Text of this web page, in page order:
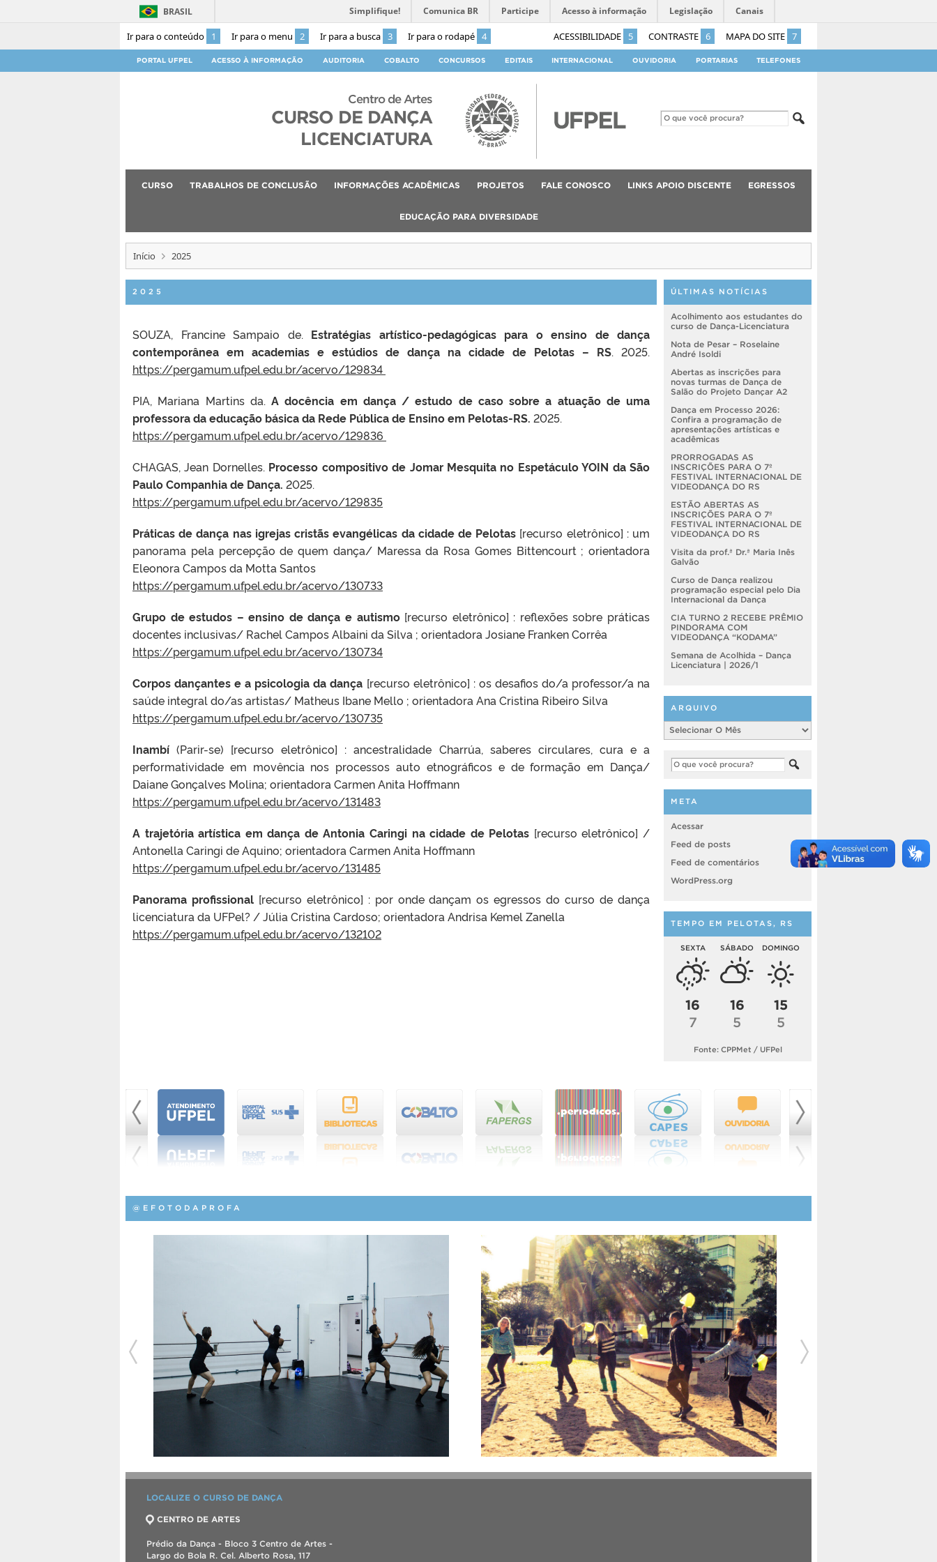
Ir para o conteúdo 1 Ir para o menu 2 Ir para a busca 3 Ir para o rodapé 4 ACESSIBILIDADE 5 CONTRASTE 6 MAPA DO SITE 7
BRASIL Simplifique! Comunica BR Participe Acesso à informação Legislação Canais
PORTAL UFPEL ACESSO À INFORMAÇÃO AUDITORIA COBALTO CONCURSOS EDITAIS INTERNACIONAL OUVIDORIA PORTARIAS TELEFONES
Centro de Artes
CURSO DE DANÇA
LICENCIATURA
CURSO TRABALHOS DE CONCLUSÃO INFORMAÇÕES ACADÊMICAS PROJETOS FALE CONOSCO LINKS APOIO DISCENTE EGRESSOS
EDUCAÇÃO PARA DIVERSIDADE
Início 2025
2025
SOUZA, Francine Sampaio de. Estratégias artístico-pedagógicas para o ensino de dança
contemporânea em academias e estúdios de dança na cidade de Pelotas – RS. 2025.
https://pergamum.ufpel.edu.br/acervo/129834
PIA, Mariana Martins da. A docência em dança / estudo de caso sobre a atuação de uma
professora da educação básica da Rede Pública de Ensino em Pelotas-RS. 2025.
https://pergamum.ufpel.edu.br/acervo/129836
CHAGAS, Jean Dornelles. Processo compositivo de Jomar Mesquita no Espetáculo YOIN da São
Paulo Companhia de Dança. 2025.
https://pergamum.ufpel.edu.br/acervo/129835
Práticas de dança nas igrejas cristãs evangélicas da cidade de Pelotas [recurso eletrônico] : um
panorama pela percepção de quem dança/ Maressa da Rosa Gomes Bittencourt ; orientadora
Eleonora Campos da Motta Santos
https://pergamum.ufpel.edu.br/acervo/130733
Grupo de estudos – ensino de dança e autismo[recurso eletrônico] : reflexões sobre práticas
docentes inclusivas/ Rachel Campos Albaini da Silva ; orientadora Josiane Franken Corrêa
https://pergamum.ufpel.edu.br/acervo/130734
Corpos dançantes e a psicologia da dança [recurso eletrônico] : os desafios do/a professor/a na
saúde integral do/as artistas/ Matheus Ibane Mello ; orientadora Ana Cristina Ribeiro Silva
https://pergamum.ufpel.edu.br/acervo/130735
Inambí (Parir-se) [recurso eletrônico] : ancestralidade Charrúa, saberes circulares, cura e a
performatividade em movência nos processos auto etnográficos e de formação em Dança/
Daiane Gonçalves Molina; orientadora Carmen Anita Hoffmann
https://pergamum.ufpel.edu.br/acervo/131483
A trajetória artística em dança de Antonia Caringi na cidade de Pelotas [recurso eletrônico] /
Antonella Caringi de Aquino; orientadora Carmen Anita Hoffmann
https://pergamum.ufpel.edu.br/acervo/131485
Panorama profissional[recurso eletrônico] : por onde dançam os egressos do curso de dança
licenciatura da UFPel? / Júlia Cristina Cardoso; orientadora Andrisa Kemel Zanella
https://pergamum.ufpel.edu.br/acervo/132102
ÚLTIMAS NOTÍCIAS
Acolhimento aos estudantes do
curso de Dança-Licenciatura
Nota de Pesar – Roselaine
André Isoldi
Abertas as inscrições para
novas turmas de Dança de
Salão do Projeto Dançar A2
Dança em Processo 2026:
Confira a programação de
apresentações artísticas e
acadêmicas
PRORROGADAS AS
INSCRIÇÕES PARA O 7º
FESTIVAL INTERNACIONAL DE
VIDEODANÇA DO RS
ESTÃO ABERTAS AS
INSCRIÇÕES PARA O 7º
FESTIVAL INTERNACIONAL DE
VIDEODANÇA DO RS
Visita da prof.ª Dr.ª Maria Inês
Galvão
Curso de Dança realizou
programação especial pelo Dia
Internacional da Dança
CIA TURNO 2 RECEBE PRÊMIO
PINDORAMA COM
VIDEODANÇA “KODAMA”
Semana de Acolhida – Dança
Licenciatura | 2026/1
ARQUIVO
Arquivo
META
Acessar
Feed de posts
Feed de comentários
WordPress.org
TEMPO EM PELOTAS, RS
SEXTA
16
7
SÁBADO
16
5
DOMINGO
15
5
Fonte: CPPMet / UFPel
@EFOTODAPROFA
LOCALIZE O CURSO DE DANÇA
CENTRO DE ARTES
Prédio da Dança - Bloco 3 Centro de Artes -
Largo do Bola R. Cel. Alberto Rosa, 117